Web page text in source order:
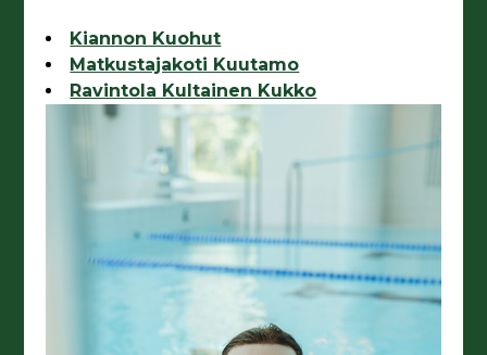
Kiannon Kuohut
Matkustajakoti Kuutamo
Ravintola Kultainen Kukko